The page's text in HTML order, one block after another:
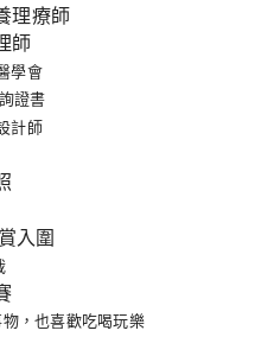
理療師
師
學會
證書
計師
入圍
物，也喜歡吃喝玩樂